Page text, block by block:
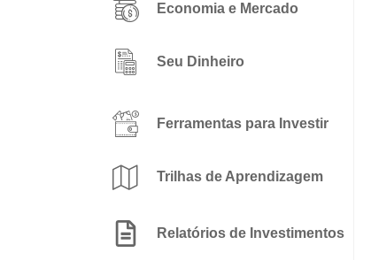
Economia e Mercado
Seu Dinheiro
Ferramentas para Investir
Trilhas de Aprendizagem
Relatórios de Investimentos